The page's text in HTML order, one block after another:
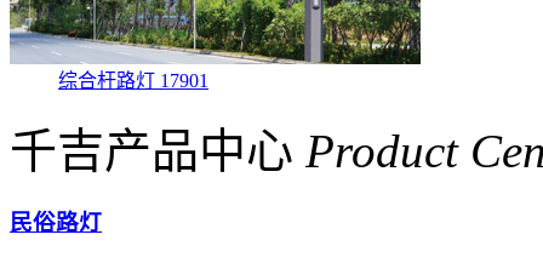
综合杆路灯 17901
千吉产品中心 Product
民俗路灯